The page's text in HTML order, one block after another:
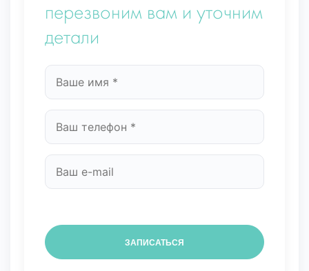
перезвоним вам и уточним
детали